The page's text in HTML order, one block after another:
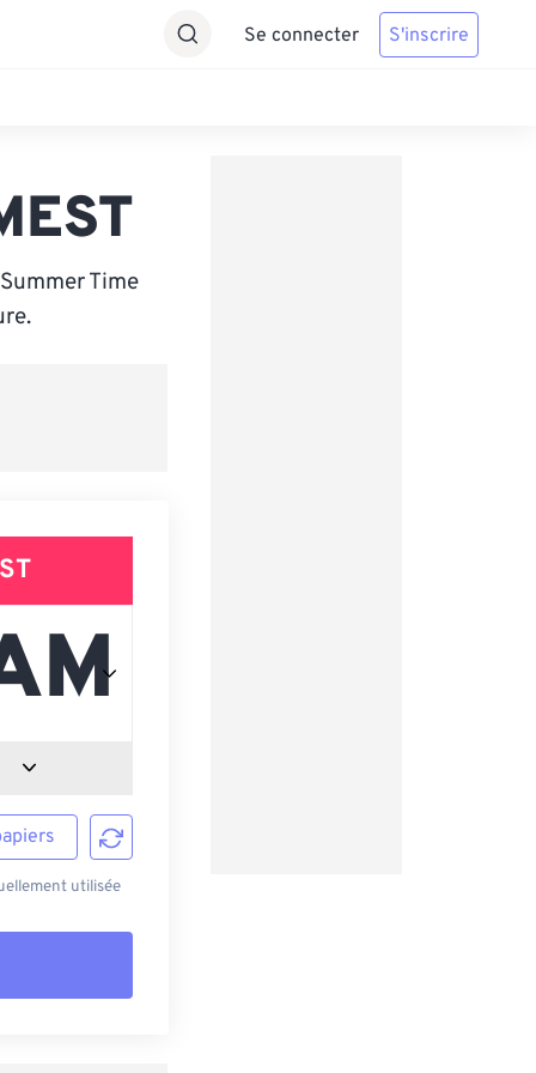
Se connecter S'inscrire
Time
utilisée